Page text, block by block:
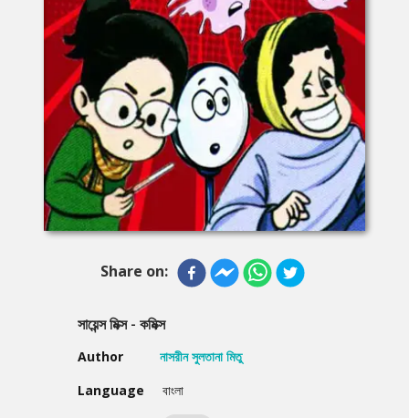
Share on:
সায়েন্স মিক্স - কমিক্স
Author
নাসরীন সুলতানা মিতু
Language
বাংলা